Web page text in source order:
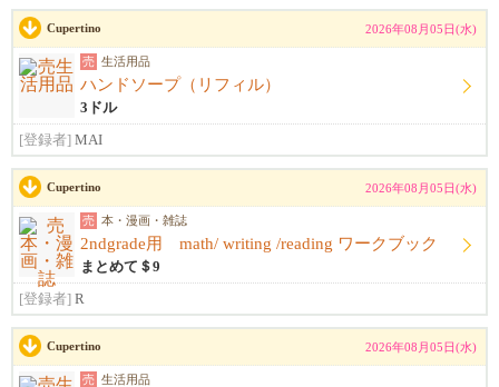
Cupertino 2026年08月05日(水)
売 生活用品
ハンドソープ（リフィル）
3ドル
[登録者] MAI
Cupertino 2026年08月05日(水)
売 本・漫画・雑誌
2ndgrade用 math/ writing /reading ワークブック
まとめて＄9
[登録者] R
Cupertino 2026年08月05日(水)
売 生活用品